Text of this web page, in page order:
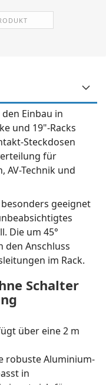
Einbau in
und 19"-Racks
Steckdosen
für
AV-Technik und
geeignet
Die um 45°
den Anschluss
im Rack.
Schalter
über eine 2 m
robuste Aluminium-
in